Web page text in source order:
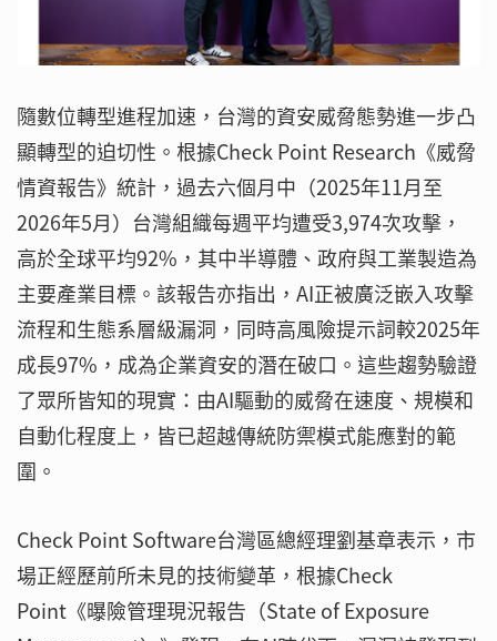
隨數位轉型進程加速，台灣的資安威脅態勢進一步凸
顯轉型的迫切性。根據Check Point Research《威脅
情資報告》統計，過去六個月中（2025年11月至
2026年5月）台灣組織每週平均遭受3,974次攻擊，
高於全球平均92%，其中半導體、政府與工業製造為
主要產業目標。該報告亦指出，AI正被廣泛嵌入攻擊
流程和生態系層級漏洞，同時高風險提示詞較2025年
成長97%，成為企業資安的潛在破口。這些趨勢驗證
了眾所皆知的現實：由AI驅動的威脅在速度、規模和
自動化程度上，皆已超越傳統防禦模式能應對的範
圍。
Check Point Software台灣區總經理劉基章表示，市
場正經歷前所未見的技術變革，根據Check
Point《曝險管理現況報告（State of Exposure